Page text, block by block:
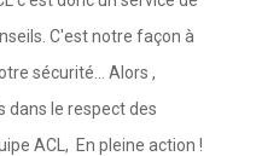
C'est notre façon à
sécurité... Alors ,
dans le respect des
ACL, En pleine action !